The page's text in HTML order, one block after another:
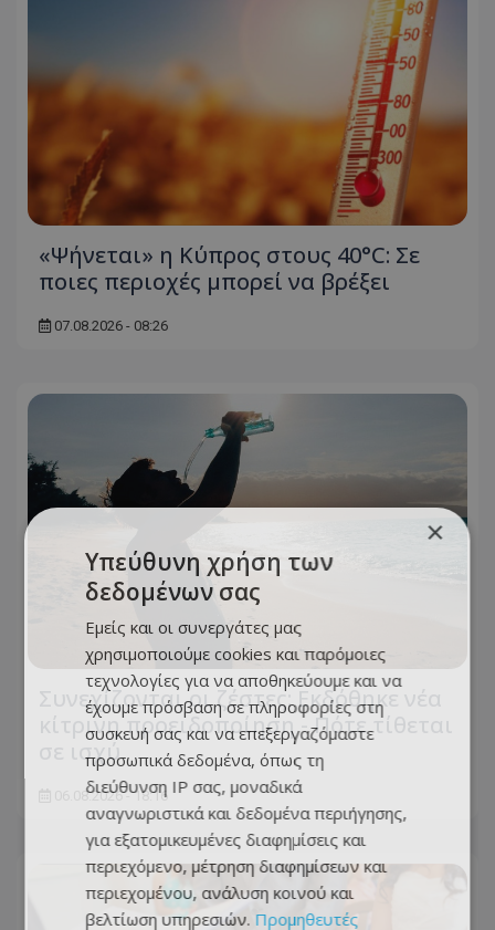
«Ψήνεται» η Κύπρος στους 40°C: Σε
ποιες περιοχές μπορεί να βρέξει
07.08.2026 - 08:26
Συνεχίζονται οι ζέστες: Εκδόθηκε νέα
κίτρινη προειδοποίηση - Πότε τίθεται
σε ισχύ
06.08.2026 - 18:16
×
Υπεύθυνη χρήση των
δεδομένων σας
Εμείς και οι συνεργάτες μας
χρησιμοποιούμε cookies και παρόμοιες
τεχνολογίες για να αποθηκεύουμε και να
έχουμε πρόσβαση σε πληροφορίες στη
συσκευή σας και να επεξεργαζόμαστε
προσωπικά δεδομένα, όπως τη
διεύθυνση IP σας, μοναδικά
αναγνωριστικά και δεδομένα περιήγησης,
για εξατομικευμένες διαφημίσεις και
περιεχόμενο, μέτρηση διαφημίσεων και
περιεχομένου, ανάλυση κοινού και
βελτίωση υπηρεσιών. Προμηθευτές